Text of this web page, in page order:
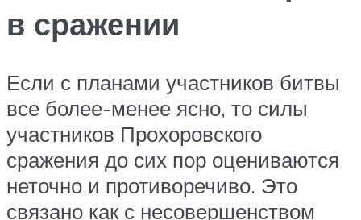
в сражении
Если с планами участников битвы
все более-менее ясно, то силы
участников Прохоровского
сражения до сих пор оцениваются
неточно и противоречиво. Это
связано как с несовершенством